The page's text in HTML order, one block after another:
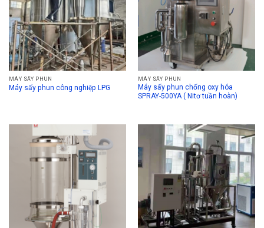
MÁY SẤY PHUN
Máy sấy phun công nghiệp LPG
MÁY SẤY PHUN
Máy sấy phun chống oxy hóa
SPRAY-500YA ( Nitơ tuần hoàn)